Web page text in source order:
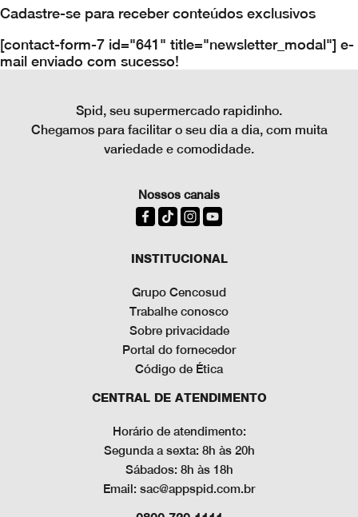
Cadastre-se para receber conteúdos exclusivos
[contact-form-7 id="641" title="newsletter_modal"] e-
mail enviado com sucesso!
Nossos canais
INSTITUCIONAL
Grupo Cencosud
Trabalhe conosco
Sobre privacidade
Portal do fornecedor
Código de Ética
CENTRAL DE ATENDIMENTO
Horário de atendimento:
Segunda a sexta: 8h às 20h
Sábados: 8h às 18h
Email: sac@appspid.com.br